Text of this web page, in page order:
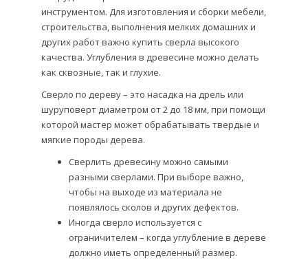
инструментом. Для изготовления и сборки мебели,
строительства, выполнения мелких домашних и
других работ важно купить сверла высокого
качества. Углубления в древесине можно делать
как сквозные, так и глухие.
Сверло по дереву – это насадка на дрель или
шуруповерт диаметром от 2 до 18 мм, при помощи
которой мастер может обрабатывать твердые и
мягкие породы дерева.
Сверлить древесину можно самыми
разными сверлами. При выборе важно,
чтобы на выходе из материала не
появлялось сколов и других дефектов.
Иногда сверло используется с
ограничителем – когда углубление в дереве
должно иметь определенный размер.